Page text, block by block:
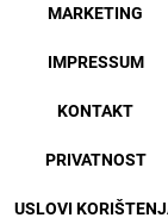
MARKETING
IMPRESSUM
KONTAKT
PRIVATNOST
USLOVI